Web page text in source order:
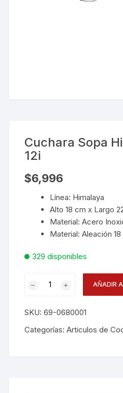
Cuchara Sopa
12i
$6,996
Línea: Himalaya
Alto 18 cm x Largo
Material: Acero
Material: Aleación 18
329 disponibles
Scu
12i
AÑADIR
SKU:69-0680001
Categorías:Articulos de